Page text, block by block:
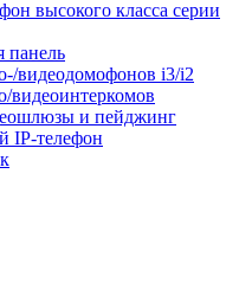
высокого класса серии
панель
видеодомофонов i3/i2
видеоинтеркомов
и пейджинг
IP-телефон